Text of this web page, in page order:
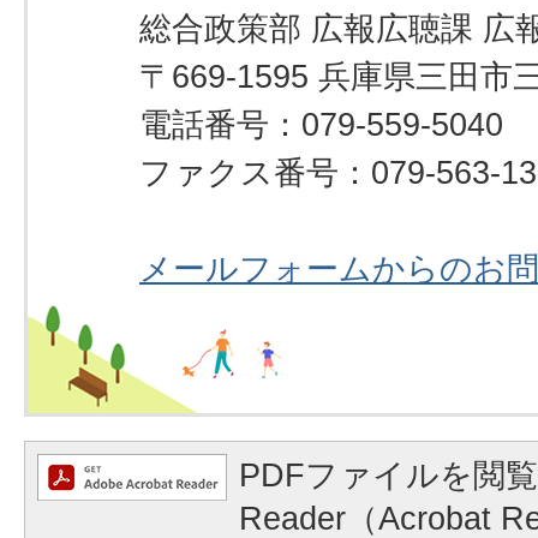
総合政策部 広報広聴課 広
〒669-1595 兵庫県三田市
電話番号：079-559-5040
ファクス番号：079-563-
メールフォームからのお
PDFファイルを閲
Reader（Acrobat